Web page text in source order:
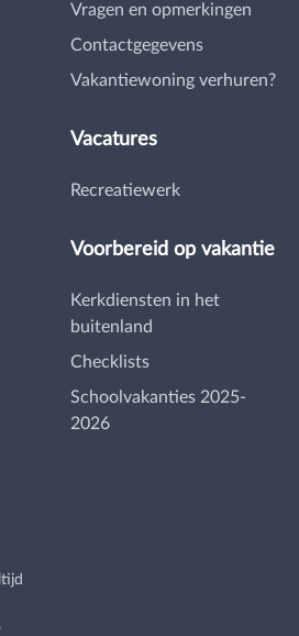
Vragen en opmerkingen
Contactgegevens
Vakantiewoning verhuren?
Vacatures
Recreatiewerk
Voorbereid op vakantie
Kerkdiensten in het
buitenland
Checklists
Schoolvakanties 2025-
2026